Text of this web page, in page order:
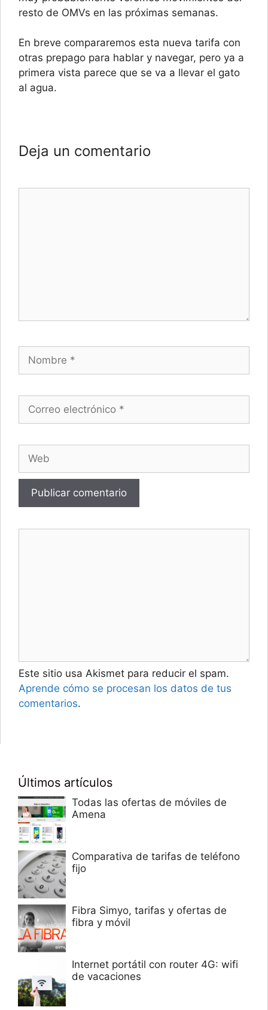
resto de OMVs en las próximas semanas.
En breve compararemos esta nueva tarifa con
otras prepago para hablar y navegar, pero ya a
primera vista parece que se va a llevar el gato
al agua.
Deja un comentario
Este sitio usa Akismet para reducir el spam.
Aprende cómo se procesan los datos de tus
comentarios.
Últimos artículos
Todas las ofertas de móviles de
Amena
Comparativa de tarifas de teléfono
fijo
Fibra Simyo, tarifas y ofertas de
fibra y móvil
Internet portátil con router 4G: wifi
de vacaciones